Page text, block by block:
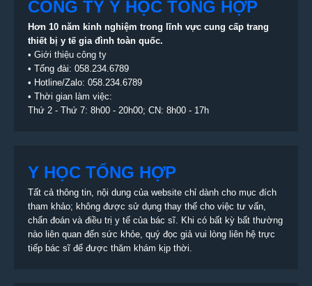
CÔNG TY Y HỌC TỔNG HỢP
Hơn 10 năm kinh nghiệm trong lĩnh vực cung cấp trang
thiết bị y tế gia đình toàn quốc.
• Giới thiệu công ty
• Tổng đài: 058.234.6789
• Hotline/Zalo: 058.234.6789
• Thời gian làm việc:
Thứ 2 - Thứ 7: 8h00 - 20h00; CN: 8h00 - 17h
Y HỌC TỔNG HỢP
Tất cả thông tin, nội dung của website chỉ dành cho mục đích
tham khảo; không được sử dụng thay thế cho việc tư vấn,
chẩn đoán và điều trị y tế của bác sĩ. Khi có bất kỳ bất thường
nào liên quan đến sức khỏe, quý đọc giả vui lòng liên hệ trực
tiếp bác sĩ để được thăm khám kịp thời.